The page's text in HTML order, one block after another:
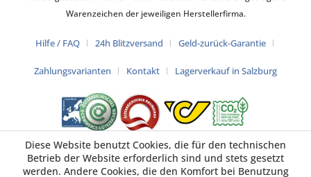
Warenzeichen der jeweiligen Herstellerfirma.
Hilfe / FAQ 24h Blitzversand Geld-zurück-Garantie
Zahlungsvarianten Kontakt Lagerverkauf in Salzburg
Diese Website benutzt Cookies, die für den technischen
Betrieb der Website erforderlich sind und stets gesetzt
werden. Andere Cookies, die den Komfort bei Benutzung